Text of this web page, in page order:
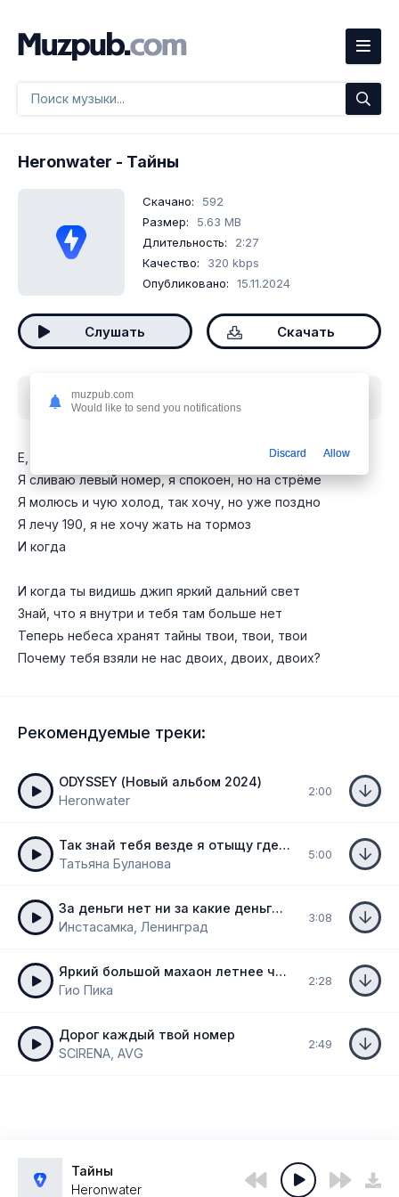
Heronwater - Тайны
Скачано:
592
Размер:
5.63 MB
Длительность:
2:27
Качество:
320 kbps
Опубликовано:
15.11.2024
Слушать Скачать
Скачать песню
Е, утопаю в своей боли я мой toolie и нас двое
Я сливаю левый номер, я спокоен, но на стрёме
Я молюсь и чую холод, так хочу, но уже поздно
Я лечу 190, я не хочу жать на тормоз
И когда
И когда ты видишь джип яркий дальний свет
Знай, что я внутри и тебя там больше нет
Теперь небеса хранят тайны твои, твои, твои
Почему тебя взяли не нас двоих, двоих, двоих?
Рекомендуемые треки:
ODYSSEY (Новый альбом 2024)
Heronwater
2:00
Так знай тебя везде я отыщу где б не был ты
Татьяна Буланова
5:00
За деньги нет ни за какие деньги нет
Инстасамка, Ленинград
3:08
Яркий большой махаон летнее чудо природы
Гио Пика
2:28
Дорог каждый твой номер
SCIRENA, AVG
2:49
Тайны
Heronwater
muzpub.com
Would like to send you notifications
Discard Allow